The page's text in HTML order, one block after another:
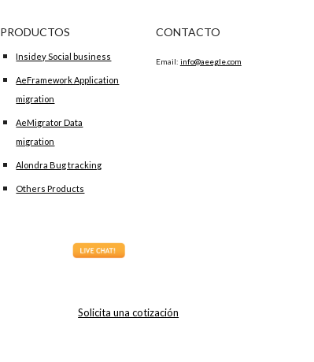
PRODUCTOS
Insidey Social business
AeFramework Application
migration
AeMigrator Data
migration
Alondra Bug tracking
Others Products
CONTACTO
Email: info@aeegle.com
Solicita una cotización